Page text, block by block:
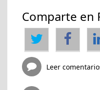
Comparte en
Leer